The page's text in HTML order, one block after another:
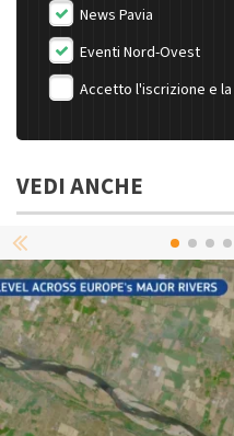
News Pavia
Eventi Nord-Ovest
Accetto l'iscrizione e la
VEDI ANCHE